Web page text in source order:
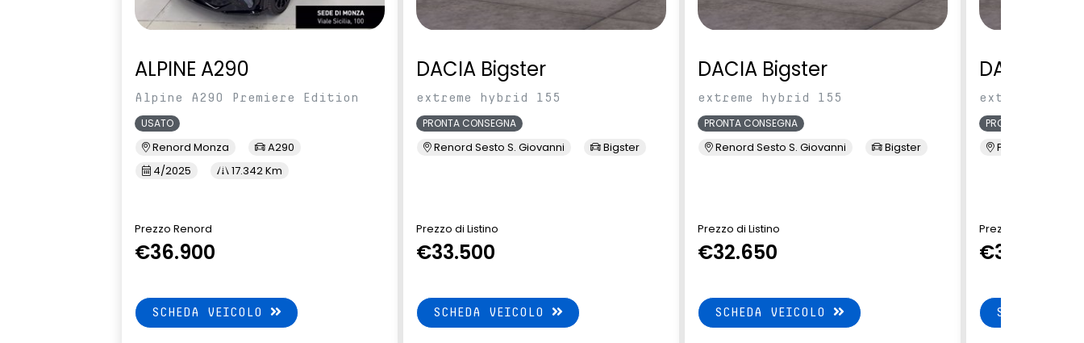
sedili posteriori ripiegabili 1/3 - 2/3
sellerie in tessuto nero jacquard
shark antenna
sistema di controllo della
sistema di frenata d'emergenza
volante in pelle
volante riscaldato
ALPINE A290
Alpine A290 Premiere Edition
USATO
Renord Monza
A290
4/2025
17.342 Km
Prezzo Renord
€36.900
SCHEDA VEICOLO
DACIA Bigster
extreme hybrid 155
PRONTA CONSEGNA
Renord Sesto S. Giovanni Bigster
Prezzo di Listino
€33.500
SCHEDA VEICOLO
DACIA Bigster
extreme hybrid 155
PRONTA CONSEGNA
Renord Sesto S. Giovanni Bigster
Prezzo di Listino
€32.650
SCHEDA VEICOLO
DACIA
extreme
PRONTA CONSEGNA
Presso Terzi
Prezzo di Listino
€33.150
SCHEDA